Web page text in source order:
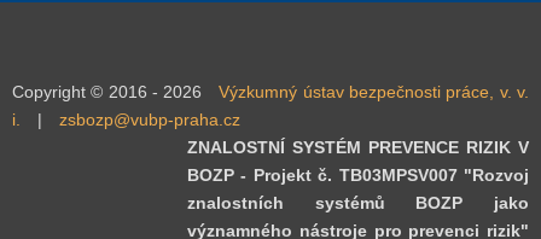
Copyright © 2016 - 2026
Výzkumný ústav bezpečnosti práce, v. v.
i.
|
zsbozp@vubp-praha.cz
ZNALOSTNÍ SYSTÉM PREVENCE RIZIK V
BOZP - Projekt č. TB03MPSV007 "Rozvoj
znalostních systémů BOZP jako
významného nástroje pro prevenci rizik"